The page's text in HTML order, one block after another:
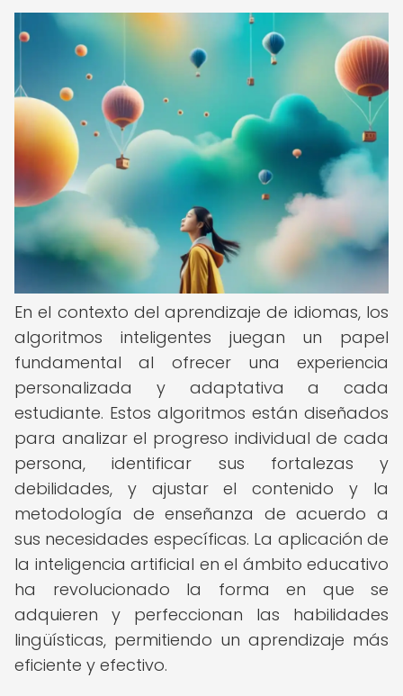
En el contexto del aprendizaje de idiomas, los
algoritmos inteligentes juegan un papel
fundamental al ofrecer una experiencia
personalizada y adaptativa a cada
estudiante. Estos algoritmos están diseñados
para analizar el progreso individual de cada
persona, identificar sus fortalezas y
debilidades, y ajustar el contenido y la
metodología de enseñanza de acuerdo a
sus necesidades específicas. La aplicación de
la inteligencia artificial en el ámbito educativo
ha revolucionado la forma en que se
adquieren y perfeccionan las habilidades
lingüísticas, permitiendo un aprendizaje más
eficiente y efectivo.